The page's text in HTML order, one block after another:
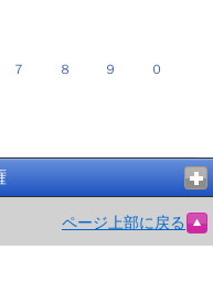
７ ８ ９ ０
ページ上部に戻る